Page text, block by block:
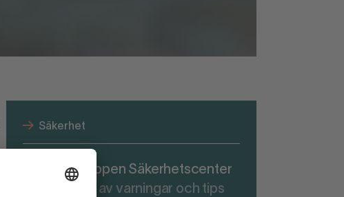
Säkerhet
Ladda ner appen Säkerhetscenter
för att ta del av varningar och tips